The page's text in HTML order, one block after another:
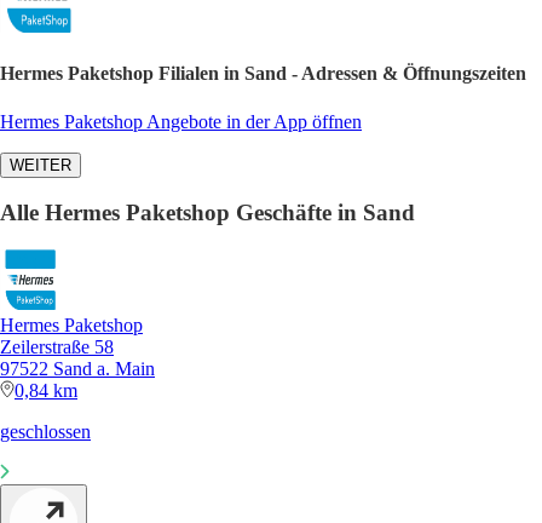
Hermes Paketshop Filialen in Sand - Adressen & Öffnungszeiten
Hermes Paketshop Angebote in der App öffnen
WEITER
Alle Hermes Paketshop Geschäfte in Sand
Hermes Paketshop
Zeilerstraße 58
97522 Sand a. Main
0,84 km
geschlossen